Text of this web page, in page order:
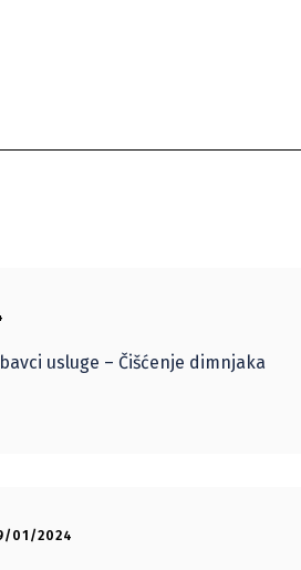
usluge – Čišćenje dimnjaka
01/2024